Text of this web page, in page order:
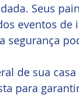
Seus
eventos de
segurança
de sua
para